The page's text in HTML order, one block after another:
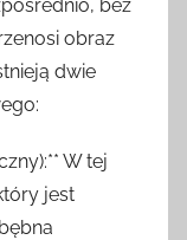
bez
obraz
dwie
W tej
jest